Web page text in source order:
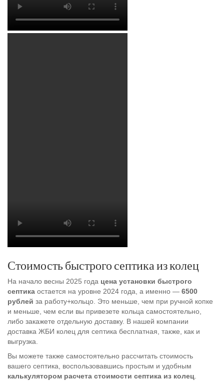
Стоимость быстрого септика из колец
На начало весны 2025 года цена установки быстрого
септика остается на уровне 2024 года, а именно — 6500
рублей за работу+кольцо. Это меньше, чем при ручной копке
и меньше, чем если вы привезете кольца самостоятельно,
либо закажете отдельную доставку. В нашей компании
доставка ЖБИ колец для септика бесплатная, также, как и
выгрузка.
Вы можете также самостоятельно рассчитать стоимость
вашего септика, воспользовавшись простым и удобным
калькулятором расчета стоимости септика из колец